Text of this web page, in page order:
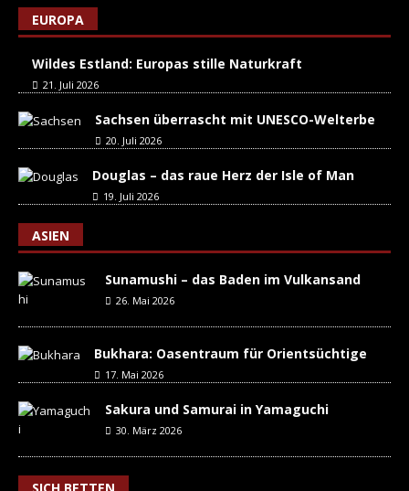
EUROPA
Wildes Estland: Europas stille Naturkraft
21. Juli 2026
Sachsen überrascht mit UNESCO-Welterbe
20. Juli 2026
Douglas – das raue Herz der Isle of Man
19. Juli 2026
ASIEN
Sunamushi – das Baden im Vulkansand
26. Mai 2026
Bukhara: Oasentraum für Orientsüchtige
17. Mai 2026
Sakura und Samurai in Yamaguchi
30. März 2026